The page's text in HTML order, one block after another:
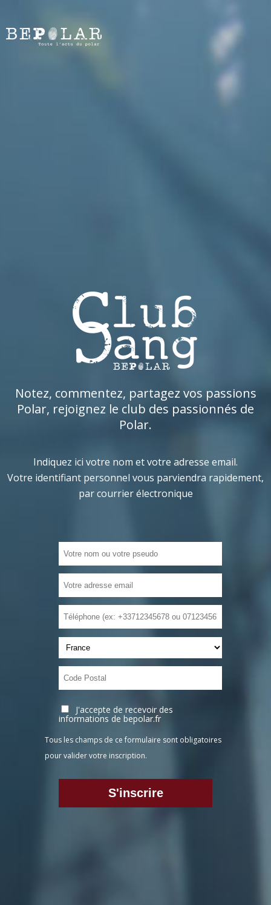
Notez, commentez, partagez vos passions
Polar, rejoignez le club des passionnés de
Polar.
Indiquez ici votre nom et votre adresse email.
Votre identifiant personnel vous parviendra rapidement,
par courrier électronique
J'accepte de recevoir des
informations de bepolar.fr
Tous les champs de ce formulaire sont obligatoires
pour valider votre inscription.